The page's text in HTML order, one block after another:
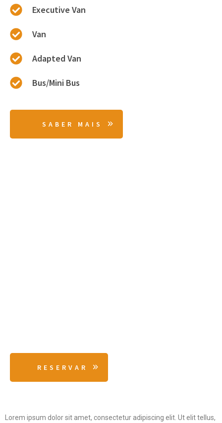
Executive Van
Van
Adapted Van
Bus/Mini Bus
SABER MAIS
RESERVAR
Lorem ipsum dolor sit amet, consectetur adipiscing elit. Ut elit tellus,